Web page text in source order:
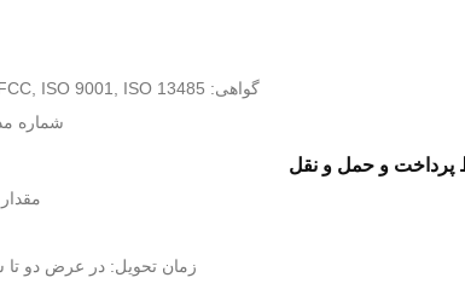
گواهی: CE, FDA, ROHS, UKCA, KC, FCC, ISO 9001, ISO 13485
شماره مدل: 2 در 1 کیت
پرداخت و حمل و نقل
مقدار
زمان تحویل: در عرض دو تا